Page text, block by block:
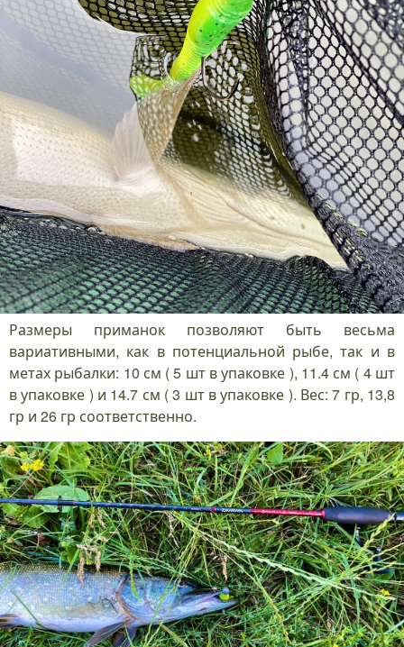
Размеры приманок позволяют быть весьма
вариативными, как в потенциальной рыбе, так и в
метах рыбалки: 10 см ( 5 шт в упаковке ), 11.4 см ( 4 шт
в упаковке ) и 14.7 см ( 3 шт в упаковке ). Вес: 7 гр, 13,8
гр и 26 гр соответственно.